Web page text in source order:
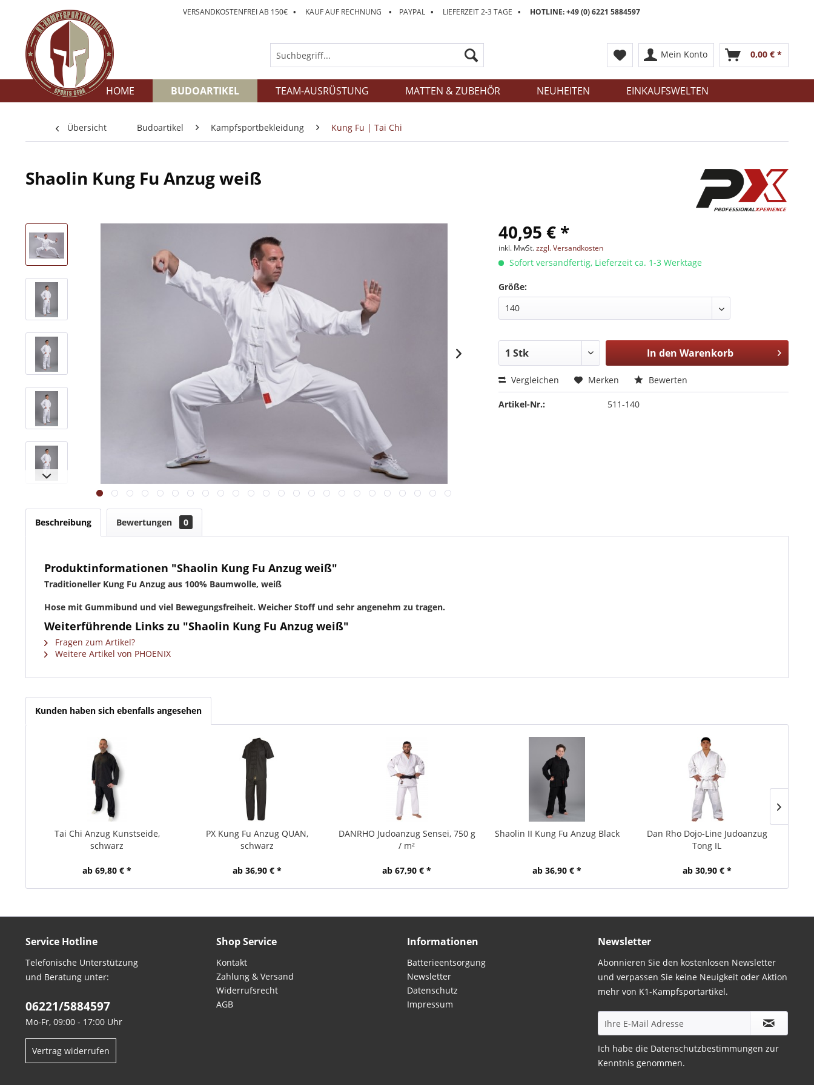
VERSANDKOSTENFREI AB 150€ • KAUF AUF RECHNUNG • PAYPAL • LIEFERZEIT 2-3 TAGE • HOTLINE: +49 (0) 6221 5884597
Mein Konto 0,00 € *
HOME BUDOARTIKEL TEAM-AUSRÜSTUNG MATTEN & ZUBEHÖR NEUHEITEN EINKAUFSWELTEN
Übersicht Budoartikel Kampfsportbekleidung Kung Fu | Tai Chi
Shaolin Kung Fu Anzug weiß
40,95 € *
inkl. MwSt.zzgl. Versandkosten
Sofort versandfertig, Lieferzeit ca. 1-3 Werktage
Größe:
In den Warenkorb
Vergleichen Merken Bewerten
Artikel-Nr.: 511-140
Beschreibung Bewertungen 0
Produktinformationen "Shaolin Kung Fu Anzug weiß"
Traditioneller Kung Fu Anzug aus 100% Baumwolle, weiß
Hose mit Gummibund und viel Bewegungsfreiheit. Weicher Stoff und sehr angenehm zu tragen.
Weiterführende Links zu "Shaolin Kung Fu Anzug weiß"
Fragen zum Artikel?
Weitere Artikel von PHOENIX
Kunden haben sich ebenfalls angesehen
Tai Chi Anzug Kunstseide,
schwarz
ab 69,80 € *
PX Kung Fu Anzug QUAN,
schwarz
ab 36,90 € *
DANRHO Judoanzug Sensei, 750 g
/ m²
ab 67,90 € *
Shaolin II Kung Fu Anzug Black
ab 36,90 € *
Dan Rho Dojo-Line Judoanzug
Tong IL
ab 30,90 € *
Service Hotline
Telefonische Unterstützung
und Beratung unter:
06221/5884597
Mo-Fr, 09:00 - 17:00 Uhr
Vertrag widerrufen
Shop Service
Kontakt
Zahlung & Versand
Widerrufsrecht
AGB
Informationen
Batterieentsorgung
Newsletter
Datenschutz
Impressum
Newsletter
Abonnieren Sie den kostenlosen Newsletter
und verpassen Sie keine Neuigkeit oder Aktion
mehr von K1-Kampfsportartikel.
Ich habe die Datenschutzbestimmungen zur
Kenntnis genommen.